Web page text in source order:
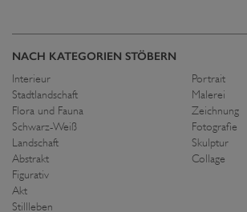
NACH KATEGORIEN STÖBERN
Interieur
Stadtlandschaft
Flora und Fauna
Schwarz-Weiß
Landschaft
Abstrakt
Figurativ
Akt
Stillleben
Portrait
Malerei
Zeichnung
Fotografie
Skulptur
Collage